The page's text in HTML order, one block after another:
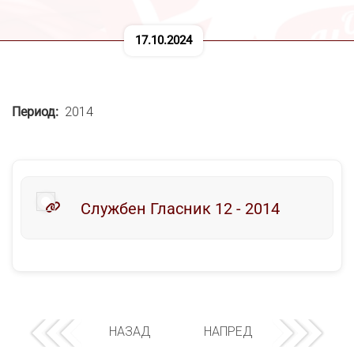
17.10.2024
Период 2014
Службен Гласник 12 - 2014
НАЗАД НАПРЕД